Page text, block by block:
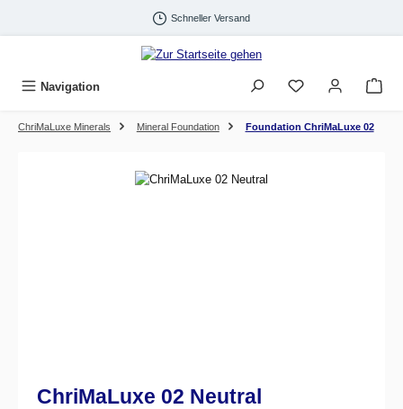
Schneller Versand
Navigation
ChriMaLuxe Minerals Mineral Foundation Foundation ChriMaLuxe 02
Bildergalerie überspringen
ChriMaLuxe 02 Neutral